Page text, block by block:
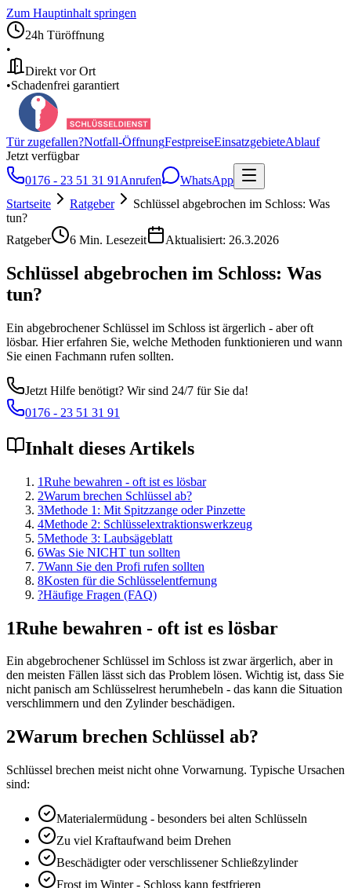
Zum Hauptinhalt springen
24h Türöffnung
•
Direkt vor Ort
•Schadenfrei garantiert
Tür zugefallen?Notfall-ÖffnungFestpreiseEinsatzgebieteAblauf
Jetzt verfügbar
0176 - 23 51 31 91 Anrufen
WhatsApp
Startseite
Ratgeber
Schlüssel abgebrochen im Schloss: Was
tun?
Ratgeber
6 Min. Lesezeit Aktualisiert: 26.3.2026
Schlüssel abgebrochen im Schloss: Was
tun?
Ein abgebrochener Schlüssel im Schloss ist ärgerlich - aber oft
lösbar. Hier erfahren Sie, welche Methoden funktionieren und wann
Sie einen Fachmann rufen sollten.
Jetzt Hilfe benötigt? Wir sind 24/7 für Sie da!
0176 - 23 51 31 91
Inhalt dieses Artikels
1Ruhe bewahren - oft ist es lösbar
2Warum brechen Schlüssel ab?
3Methode 1: Mit Spitzzange oder Pinzette
4Methode 2: Schlüsselextraktionswerkzeug
5Methode 3: Laubsägeblatt
6Was Sie NICHT tun sollten
7Wann Sie den Profi rufen sollten
8Kosten für die Schlüsselentfernung
?Häufige Fragen (FAQ)
1Ruhe bewahren - oft ist es lösbar
Ein abgebrochener Schlüssel im Schloss ist zwar ärgerlich, aber in
den meisten Fällen lässt sich das Problem lösen. Wichtig ist, dass Sie
nicht panisch am Schlüsselrest herumhebeln - das kann die Situation
verschlimmern und den Zylinder beschädigen.
2Warum brechen Schlüssel ab?
Schlüssel brechen meist nicht ohne Vorwarnung. Typische Ursachen
sind:
Materialermüdung - besonders bei alten Schlüsseln
Zu viel Kraftaufwand beim Drehen
Beschädigter oder verschlissener Schließzylinder
Frost im Winter - Schloss kann festfrieren